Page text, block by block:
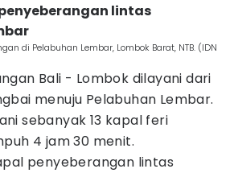
lintas
di Pelabuhan Lembar, Lombok Barat, NTB. (IDN
Bali - Lombok dilayani dari
menuju Pelabuhan Lembar.
sebanyak 13 kapal feri
4 jam 30 menit.
penyeberangan lintas